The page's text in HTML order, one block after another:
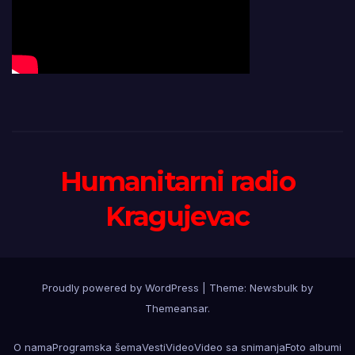
Humanitarni radio
Kragujevac
Proudly powered by WordPress Theme: Newsbulk by
Themeansar.
O namaProgramska šemaVestiVideoVideo sa snimanjaFoto albumi